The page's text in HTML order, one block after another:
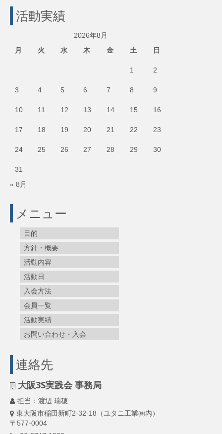
活動実績
2026年8月
月
火 水 木 金 土 日
1 2
3 4 5 6 7 8 9
10 11 12 13 14 15 16
17 18 19 20 21 22 23
24 25 26 27 28 29 30
31
« 8月
メニュー
目的
方針・概要
活動内容
活動日
入会方法
会員一覧
活動実績
お問い合わせ・入会
連絡先
大阪3S実践会 事務局
担当：渡辺 瑞穂
東大阪市稲田新町2-32-18（ユタニ工業㈱内）
〒577-0004